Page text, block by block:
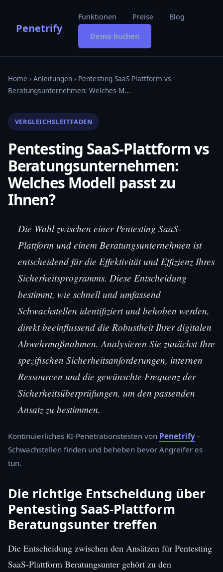
Penetrify
Funktionen Preise Blog
Demo buchen
Home › Anleitungen › Pentesting SaaS-Plattform vs
Beratungsunternehmen: Welches M...
VERGLEICHSLEITFADEN
Pentesting SaaS-Plattform vs
Beratungsunternehmen:
Welches Modell passt zu
Ihnen?
Die Wahl zwischen einer Pentesting SaaS-
Plattform und einem Beratungsunternehmen ist
entscheidend für die Effektivität und Effizienz Ihres
Sicherheitsprogramms. Diese Entscheidung
bestimmt, wie schnell und umfassend
Schwachstellen identifiziert und behoben werden,
direkt beeinflussend die Robustheit Ihrer digitalen
Abwehrmaßnahmen. Analysieren Sie zunächst Ihre
spezifischen Sicherheitsanforderungen, internen
Ressourcen und die gewünschte Frequenz der
Sicherheitsüberprüfungen, um den passenden
Ansatz zu bestimmen.
Kontinuierliches KI-Penetrationstesten von Penetrify -
Schwachstellen finden und beheben bevor Angreifer es
tun.
Die richtige Entscheidung über
Pentesting SaaS-Plattform
Beratungsunter treffen
Die Entscheidung zwischen den Ansätzen für Pentesting
SaaS-Plattform Beratungsunter gehört zu den